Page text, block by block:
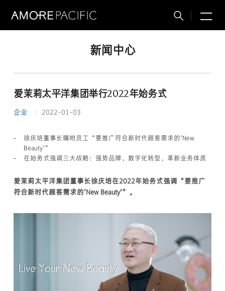
搜
索
新闻中心
爱茉莉太平洋集团举行2022年始务式
企业 2022-01-03
徐庆培董事长嘱咐员工“要推广符合新时代顾客需求的‘New
Beauty’”
在始务式强调三大战略：强势品牌、数字化转型、革新业务体质
爱茉莉太平洋集团董事长徐庆培在2022年始务式强调“要推广
符合新时代顾客需求的‘New Beauty’”。